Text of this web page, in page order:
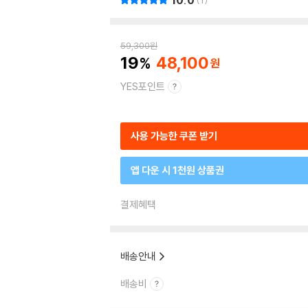
59,300원
19 48,100
YES포인트
사용 가능한 쿠폰 받기
앱 다운 시 1천원 상품권
결제혜택
배송안내
배송비